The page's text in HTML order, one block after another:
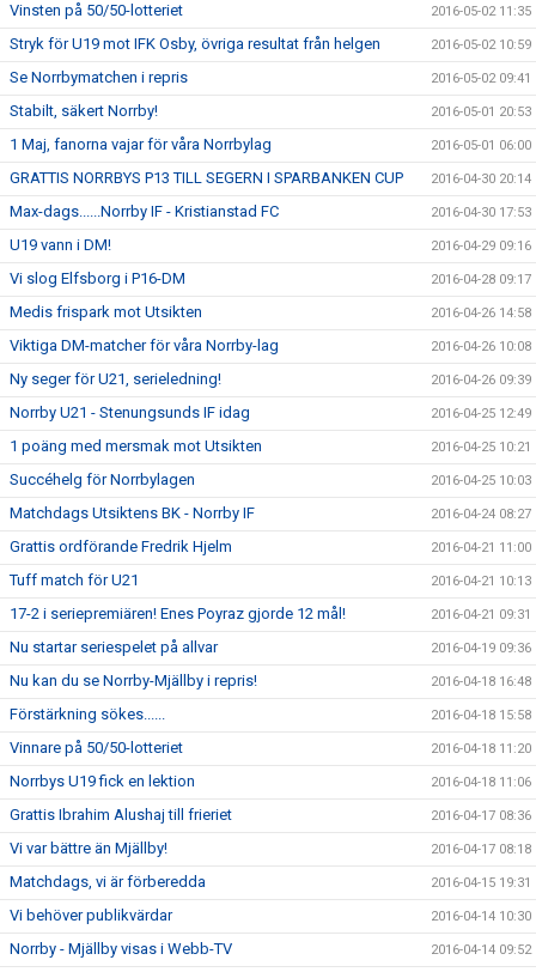
Vinsten på 50/50-lotteriet 2016-05-02 11:35
Stryk för U19 mot IFK Osby, övriga resultat från helgen 2016-05-02 10:59
Se Norrbymatchen i repris 2016-05-02 09:41
Stabilt, säkert Norrby! 2016-05-01 20:53
1 Maj, fanorna vajar för våra Norrbylag 2016-05-01 06:00
GRATTIS NORRBYS P13 TILL SEGERN I SPARBANKEN CUP 2016-04-30 20:14
Max-dags......Norrby IF - Kristianstad FC 2016-04-30 17:53
U19 vann i DM! 2016-04-29 09:16
Vi slog Elfsborg i P16-DM 2016-04-28 09:17
Medis frispark mot Utsikten 2016-04-26 14:58
Viktiga DM-matcher för våra Norrby-lag 2016-04-26 10:08
Ny seger för U21, serieledning! 2016-04-26 09:39
Norrby U21 - Stenungsunds IF idag 2016-04-25 12:49
1 poäng med mersmak mot Utsikten 2016-04-25 10:21
Succéhelg för Norrbylagen 2016-04-25 10:03
Matchdags Utsiktens BK - Norrby IF 2016-04-24 08:27
Grattis ordförande Fredrik Hjelm 2016-04-21 11:00
Tuff match för U21 2016-04-21 10:13
17-2 i seriepremiären! Enes Poyraz gjorde 12 mål! 2016-04-21 09:31
Nu startar seriespelet på allvar 2016-04-19 09:36
Nu kan du se Norrby-Mjällby i repris! 2016-04-18 16:48
Förstärkning sökes...... 2016-04-18 15:58
Vinnare på 50/50-lotteriet 2016-04-18 11:20
Norrbys U19 fick en lektion 2016-04-18 11:06
Grattis Ibrahim Alushaj till frieriet 2016-04-17 08:36
Vi var bättre än Mjällby! 2016-04-17 08:18
Matchdags, vi är förberedda 2016-04-15 19:31
Vi behöver publikvärdar 2016-04-14 10:30
Norrby - Mjällby visas i Webb-TV 2016-04-14 09:52